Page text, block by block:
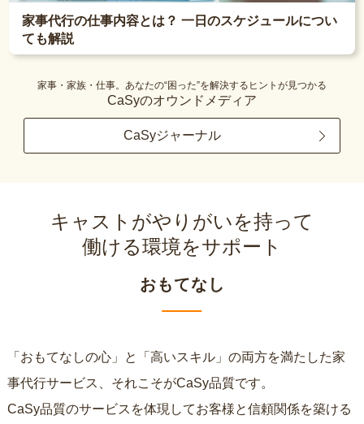
家事代行の仕事内容とは？ 一日のスケジュールについ
ても解説
家事・家族・仕事。あなたの“困った”を解決するヒントが見つかる
CaSyのオウンドメディア
CaSyジャーナル
キャストがやりがいを持って
働ける環境をサポート
おもてなし
「おもてなしの心」と「高いスキル」の両方を満たした家
事代行サービス、それこそがCaSy品質です。
CaSy品質のサービスを体現してお客様と信頼関係を築ける